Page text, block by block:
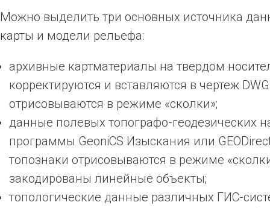
Можно выделить три основных источника
карты и модели рельефа:
архивные картматериалы на твердом
корректируются и вставляются в чертеж
отрисовываются в режиме «сколки»;
данные полевых топографо-геодезических
программы GeoniCS Изыскания или
топознаки отрисовываются в режиме
закодированы линейные объекты;
топологические данные различных ГИС-